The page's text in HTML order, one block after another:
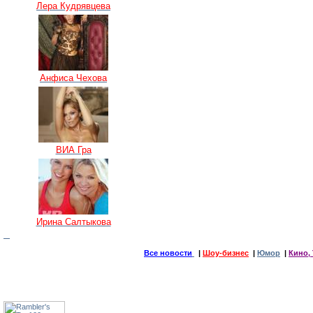
Лера Кудрявцева
Анфиса Чехова
ВИА Гра
Ирина Салтыкова
Все новости Шоу-бизнес Юмор Кино,